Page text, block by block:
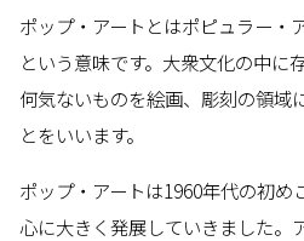
ポップ・アートとはポピュラー・
という意味です。大衆文化の中に
何気ないものを絵画、彫刻の領域
とをいいます。
ポップ・アートは1960年代の初め
心に大きく発展していきました。